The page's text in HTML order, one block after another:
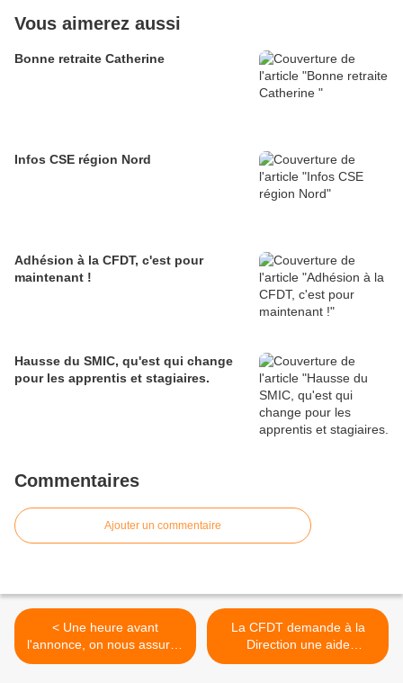
Vous aimerez aussi
Bonne retraite Catherine
Infos CSE région Nord
Adhésion à la CFDT, c'est pour
maintenant !
Hausse du SMIC, qu'est qui change
pour les apprentis et stagiaires.
Commentaires
Ajouter un commentaire
< Une heure avant
l'annonce, on nous assurait
qu'on n'était pas sur la liste
La CFDT demande à la
Direction une aide
financière pour les salariés